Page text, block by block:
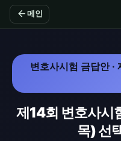
arrow_back 메인
변호사시험 금답안
제14회 변호사시
목) 선